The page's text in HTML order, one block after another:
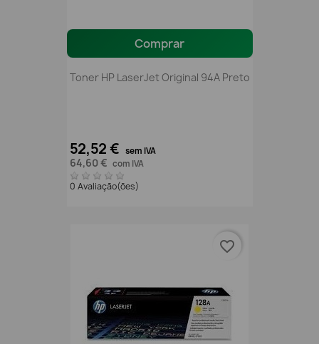
Comprar
Toner HP LaserJet Original 94A Preto
52,52 € sem IVA
64,60 € com IVA
0 Avaliação(ões)
favorite_border